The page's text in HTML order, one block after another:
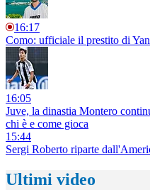
16:17
Como: ufficiale il prestito di
16:05
Juve, la dinastia Montero
chi è e come gioca
15:44
Sergi Roberto riparte
Ultimi video